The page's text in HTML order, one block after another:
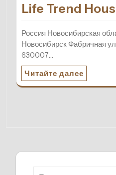
Life Trend
Россия Новосибирская
Новосибирск Фабричная
630007…
Читайте далее